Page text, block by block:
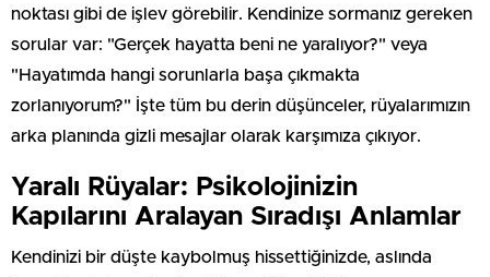
noktası gibi de işlev görebilir. Kendinize sormanız gereken
sorular var: "Gerçek hayatta beni ne yaralıyor?" veya
"Hayatımda hangi sorunlarla başa çıkmakta
zorlanıyorum?" İşte tüm bu derin düşünceler, rüyalarımızın
arka planında gizli mesajlar olarak karşımıza çıkıyor.
Yaralı Rüyalar: Psikolojinizin
Kapılarını Aralayan Sıradışı Anlamlar
Kendinizi bir düşte kaybolmuş hissettiğinizde, aslında